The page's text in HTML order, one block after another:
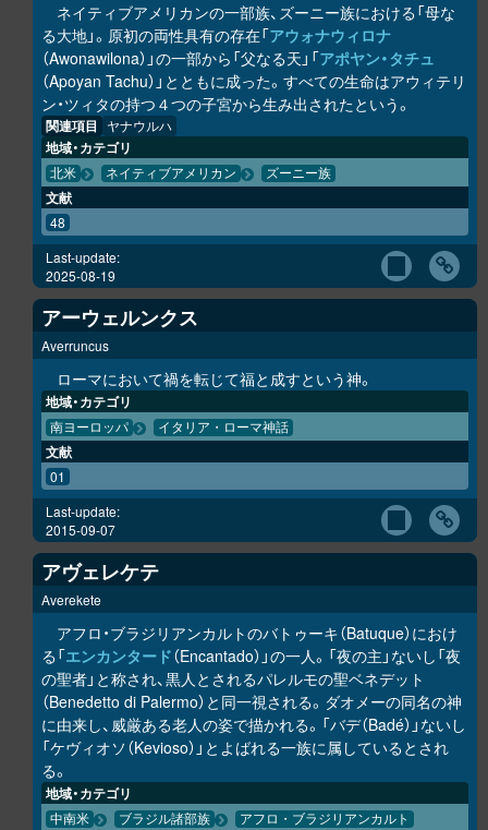
ネイティブアメリカンの一部族、ズーニー族における「母な
る大地」。原初の両性具有の存在「アウォナウィロナ
（Awonawilona）」の一部から「父なる天」「アポヤン・タチュ
（Apoyan Tachu）」とともに成った。すべての生命はアウィテリ
ン・ツィタの持つ４つの子宮から生み出されたという。
関連項目 ヤナウルハ
地域・カテゴリ
北米 ネイティブアメリカン ズーニー族
文献
48
Last-update:
2025-08-19
アーウェルンクス
Averruncus
ローマにおいて禍を転じて福と成すという神。
地域・カテゴリ
南ヨーロッパ イタリア・ローマ神話
文献
01
Last-update:
2015-09-07
アヴェレケテ
Averekete
アフロ・ブラジリアンカルトのバトゥーキ（Batuque）におけ
る「エンカンタード（Encantado）」の一人。「夜の主」ないし「夜
の聖者」と称され、黒人とされるパレルモの聖ベネデット
（Benedetto di Palermo）と同一視される。ダオメーの同名の神
に由来し、威厳ある老人の姿で描かれる。「バデ（Badé）」ないし
「ケヴィオソ（Kevioso）」とよばれる一族に属しているとされ
る。
地域・カテゴリ
中南米 ブラジル諸部族 アフロ・ブラジリアンカルト